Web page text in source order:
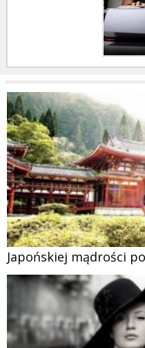
Japońskiej mądrości